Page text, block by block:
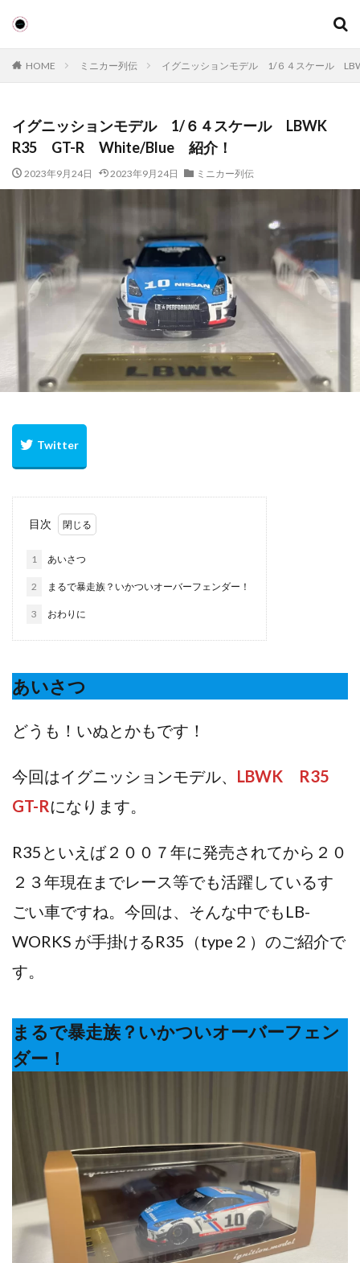
HOME ミニカー列伝 イグニッションモデル 1/６４スケール
イグニッションモデル 1/６４スケール LBWK
R35 GT-R White/Blue 紹介！
2023年9月24日 2023年9月24日 ミニカー列伝
目次
1 あいさつ
2 まるで暴走族？いかついオーバーフェンダー！
3 おわりに
あいさつ
どうも！いぬとかもです！
今回はイグニッションモデル、 LBWK R35
GT-Rになります。
R35といえば２００７年に発売されてから２０
２３年現在までレース等でも活躍しているす
ごい車ですね。今回は、そんな中でもLB-
WORKS が手掛けるR35（type２）のご紹介で
す。
まるで暴走族？いかついオーバーフェン
ダー！